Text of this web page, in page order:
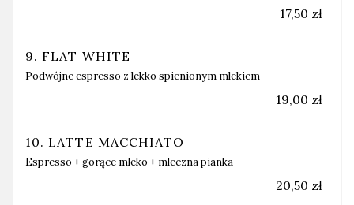
17,50 zł
9. FLAT WHITE
Podwójne espresso z lekko spienionym mlekiem
19,00 zł
10. LATTE MACCHIATO
Espresso + gorące mleko + mleczna pianka
20,50 zł